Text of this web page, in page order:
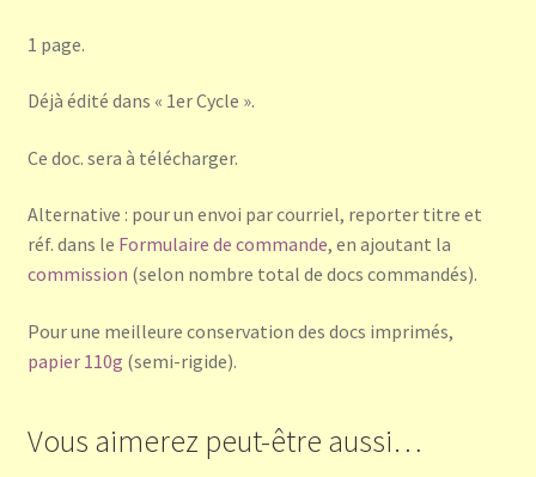
1 page.
Déjà édité dans « 1er Cycle ».
Ce doc. sera à télécharger.
Alternative : pour un envoi par courriel, reporter titre et
réf. dans le Formulaire de commande, en ajoutant la
commission (selon nombre total de docs commandés).
Pour une meilleure conservation des docs imprimés,
papier 110g (semi-rigide).
Vous aimerez peut-être aussi…